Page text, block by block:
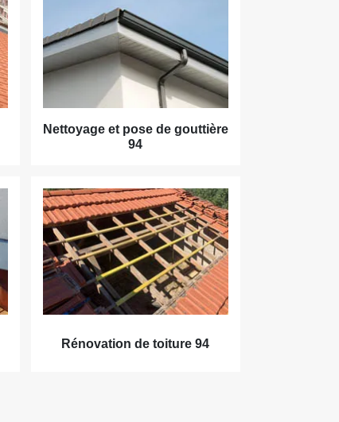
Nettoyage et pose de gouttière
94
Rénovation de toiture 94